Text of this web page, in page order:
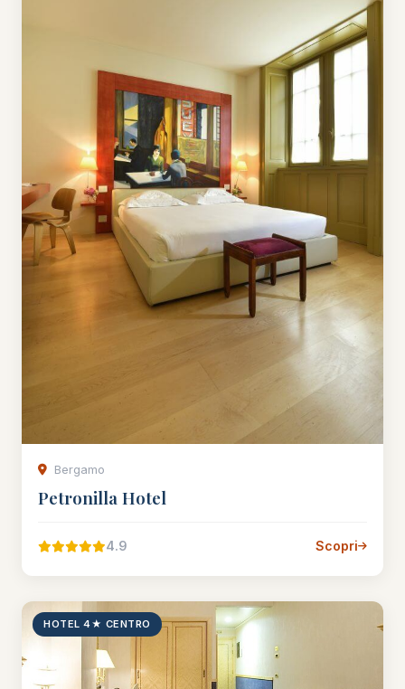
Bergamo
Petronilla Hotel
4.9 Scopri
HOTEL 4★ CENTRO